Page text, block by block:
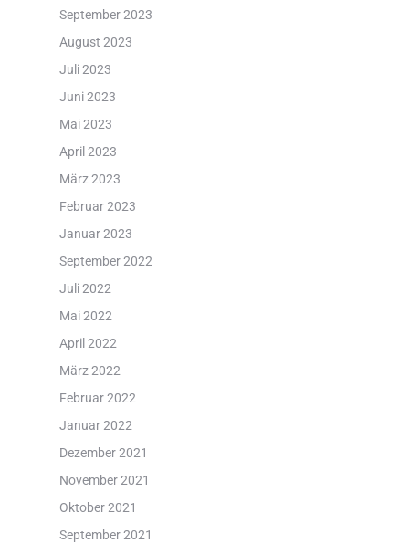
September 2023
August 2023
Juli 2023
Juni 2023
Mai 2023
April 2023
März 2023
Februar 2023
Januar 2023
September 2022
Juli 2022
Mai 2022
April 2022
März 2022
Februar 2022
Januar 2022
Dezember 2021
November 2021
Oktober 2021
September 2021